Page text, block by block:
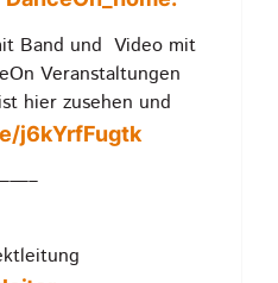
Band und Video mit
Veranstaltungen
hier zusehen und
j6kYrfFugtk